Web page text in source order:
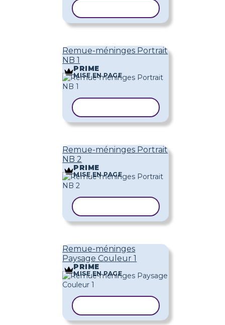
Remue-méninges Portrait
NB 1
PRIME
MISE EN PAGE
Remue-méninges Portrait
NB 2
PRIME
MISE EN PAGE
Remue-méninges
Paysage Couleur 1
PRIME
MISE EN PAGE